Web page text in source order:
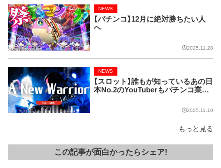
【パチンコ】12月に絶対勝ちたい人
へ
NEWS
2025.11.28
【スロット】誰もが知っているあの日
本No.2のYouTuberもパチンコ業界
NEWS
2025.11.10
もっと見る
この記事が面白かったらシェア!